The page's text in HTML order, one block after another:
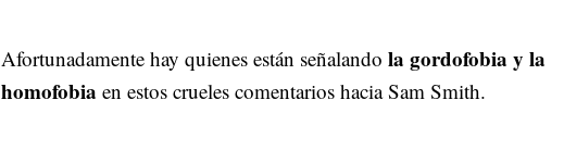
Afortunadamente hay quienes están señalando la gordofobia y la
homofobia en estos crueles comentarios hacia Sam Smith.